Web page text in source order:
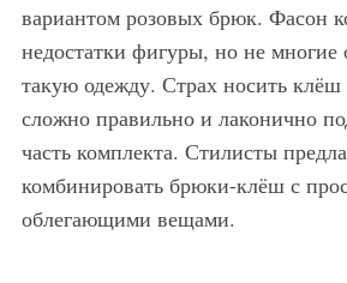
вариантом розовых брюк. Фасон
недостатки фигуры, но не многие
такую одежду. Страх носить клёш
сложно правильно и лаконично
часть комплекта. Стилисты
комбинировать брюки-клёш с
облегающими вещами.